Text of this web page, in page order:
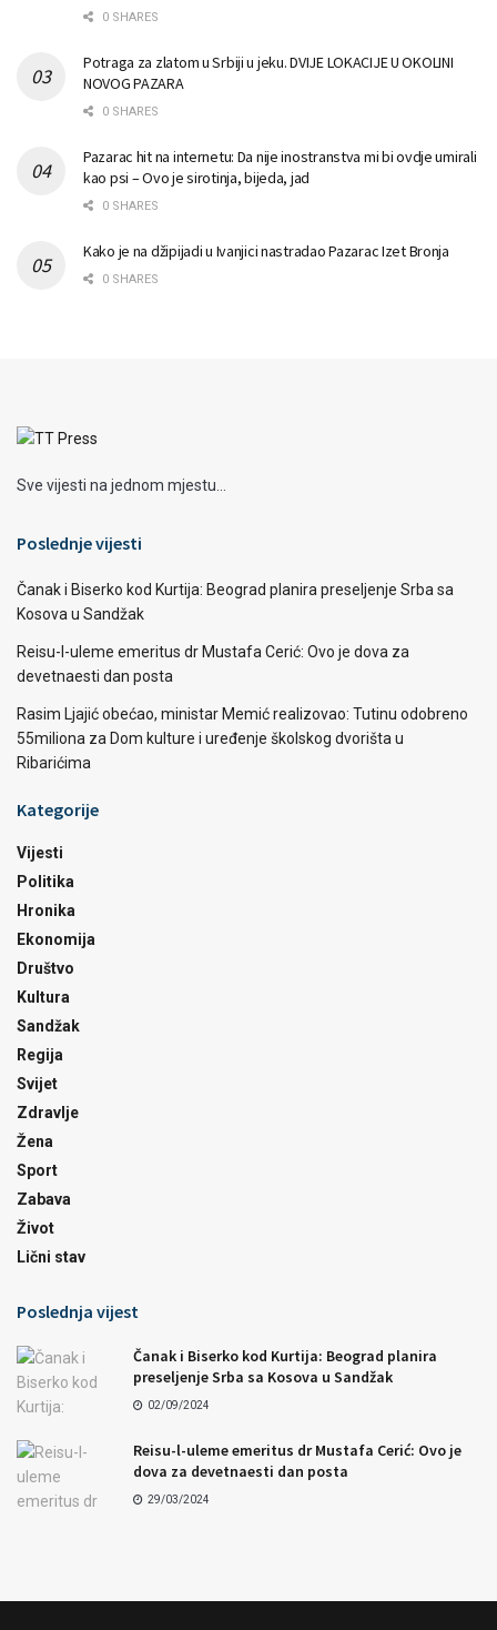
0 SHARES
Potraga za zlatom u Srbiji u jeku. DVIJE LOKACIJE U OKOLINI
NOVOG PAZARA
0 SHARES
Pazarac hit na internetu: Da nije inostranstva mi bi ovdje umirali
kao psi – Ovo je sirotinja, bijeda, jad
0 SHARES
Kako je na džipijadi u Ivanjici nastradao Pazarac Izet Bronja
0 SHARES
Sve vijesti na jednom mjestu...
Poslednje vijesti
Čanak i Biserko kod Kurtija: Beograd planira preseljenje Srba sa
Kosova u Sandžak
Reisu-l-uleme emeritus dr Mustafa Cerić: Ovo je dova za
devetnaesti dan posta
Rasim Ljajić obećao, ministar Memić realizovao: Tutinu odobreno
55miliona za Dom kulture i uređenje školskog dvorišta u
Ribarićima
Kategorije
Vijesti
Politika
Hronika
Ekonomija
Društvo
Kultura
Sandžak
Regija
Svijet
Zdravlje
Žena
Sport
Zabava
Život
Lični stav
Poslednja vijest
Čanak i Biserko kod Kurtija: Beograd planira
preseljenje Srba sa Kosova u Sandžak
02/09/2024
Reisu-l-uleme emeritus dr Mustafa Cerić: Ovo je
dova za devetnaesti dan posta
29/03/2024